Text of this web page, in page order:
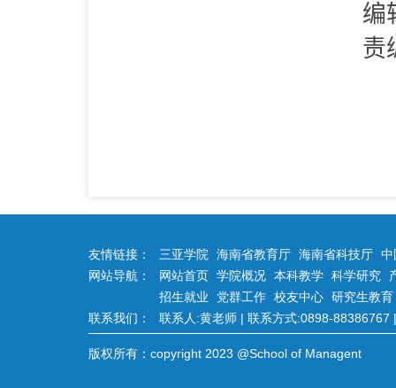
编
责
友情链接： 三亚学院 海南省教育厅 海南省科技厅 中
网站导航：
网站首页 学院概况 本科教学 科学研究
招生就业
党群工作 校友中心 研究生教育
联系我们：
联系人:黄老师 | 联系方式:0898-88386767
版权所有：copyright 2023 @School of Managent